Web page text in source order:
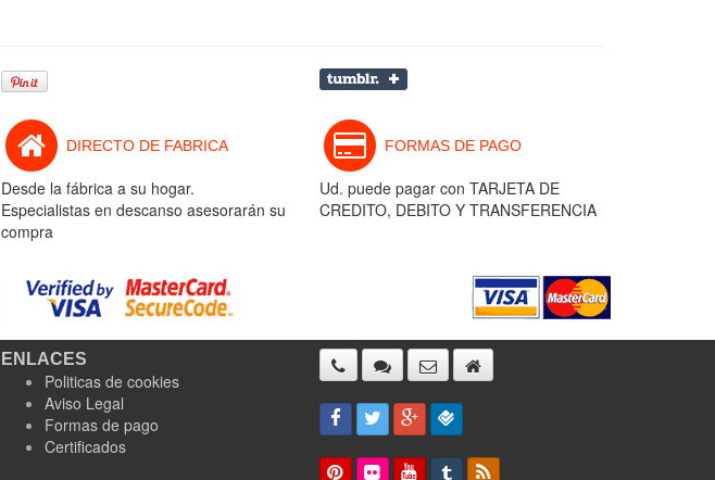
DIRECTO DE FABRICA
Desde la fábrica a su hogar.
Especialistas en descanso asesorarán su
compra
FORMAS DE PAGO
Ud. puede pagar con TARJETA DE
CREDITO, DEBITO Y TRANSFERENCIA
ENLACES
Politicas de cookies
Aviso Legal
Formas de pago
Certificados